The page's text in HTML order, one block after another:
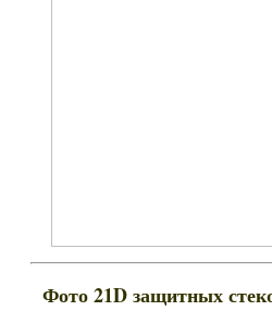
Фото 21D защитных